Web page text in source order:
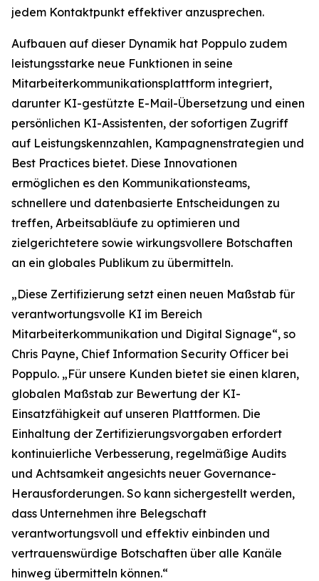
jedem Kontaktpunkt effektiver anzusprechen.
Aufbauen auf dieser Dynamik hat Poppulo zudem
leistungsstarke neue Funktionen in seine
Mitarbeiterkommunikationsplattform integriert,
darunter KI-gestützte E-Mail-Übersetzung und einen
persönlichen KI-Assistenten, der sofortigen Zugriff
auf Leistungskennzahlen, Kampagnenstrategien und
Best Practices bietet. Diese Innovationen
ermöglichen es den Kommunikationsteams,
schnellere und datenbasierte Entscheidungen zu
treffen, Arbeitsabläufe zu optimieren und
zielgerichtetere sowie wirkungsvollere Botschaften
an ein globales Publikum zu übermitteln.
„Diese Zertifizierung setzt einen neuen Maßstab für
verantwortungsvolle KI im Bereich
Mitarbeiterkommunikation und Digital Signage“, so
Chris Payne, Chief Information Security Officer bei
Poppulo. „Für unsere Kunden bietet sie einen klaren,
globalen Maßstab zur Bewertung der KI-
Einsatzfähigkeit auf unseren Plattformen. Die
Einhaltung der Zertifizierungsvorgaben erfordert
kontinuierliche Verbesserung, regelmäßige Audits
und Achtsamkeit angesichts neuer Governance-
Herausforderungen. So kann sichergestellt werden,
dass Unternehmen ihre Belegschaft
verantwortungsvoll und effektiv einbinden und
vertrauenswürdige Botschaften über alle Kanäle
hinweg übermitteln können.“